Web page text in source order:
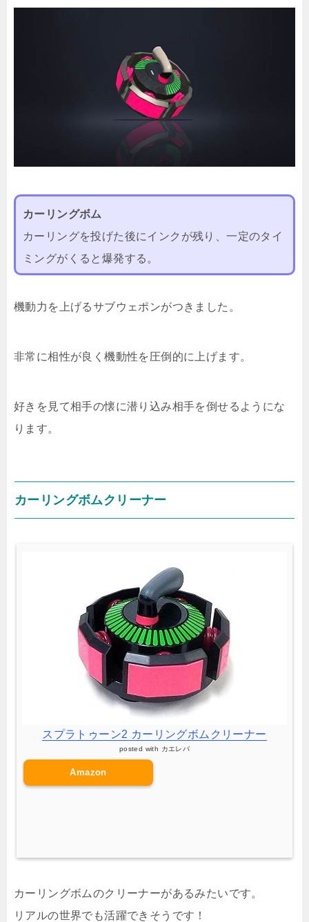
カーリングボム
カーリングを投げた後にインクが残り、一定のタイ
ミングがくると爆発する。
機動力を上げるサブウェポンがつきました。
非常に相性が良く機動性を圧倒的に上げます。
好きを見て相手の懐に潜り込み相手を倒せるようにな
ります。
カーリングボムクリーナー
スプラトゥーン2 カーリングボムクリーナー
posted with カエレバ
Amazon
カーリングボムのクリーナーがあるみたいです。
リアルの世界でも活躍できそうです！